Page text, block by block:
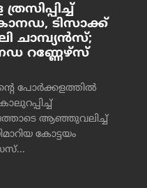
ടിസാക്ക്
ചാമ്പ്യന്‍സ്;
റണ്ണേഴ്‌സ്
പോര്‍ക്കളത്തില്‍
ആഞ്ഞുവലിച്ച്
കോട്ടയം